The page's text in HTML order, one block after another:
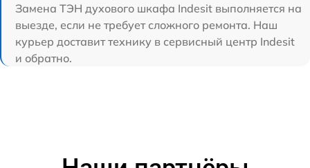
Замена ТЭН духового шкафа Indesit выполняется на
выезде, если не требует сложного ремонта. Наш
курьер доставит технику в сервисный центр Indesit
и обратно.